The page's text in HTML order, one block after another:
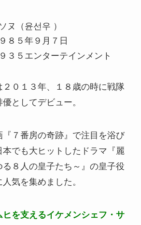
ヌ（윤선우 ）
８５年９月７日
３５エンターテインメント
０１３年、１８歳の時に戦隊
としてデビュー。
『７番房の奇跡』で注目を浴び
本でも大ヒットしたドラマ『麗
る８人の皇子たち～』の皇子役
気を集めました。
を支えるイケメンシェフ・サ